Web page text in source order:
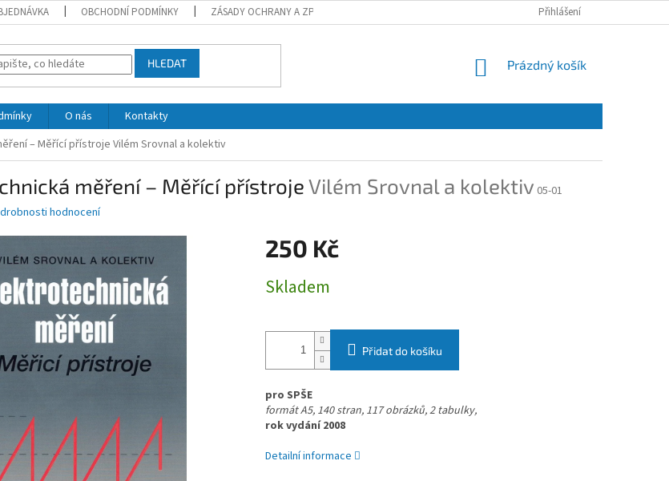
OBCHODNÍ PODMÍNKY ZÁSADY OCHRANY A ZPRACOVÁNÍ OSOBNÍCH ÚDAJŮ A JEJICH POUŽÍVÁNÍ O NÁS
Přihlášení
HLEDAT
NÁKUPNÍ
Prázdný košík
O nás
Kontakty
– Měřící přístroje Vilém Srovnal a kolektiv
měření – Měřící přístrojeVilém Srovnal a kolektiv 05-01
hodnocení
250 Kč
cena:
Skladem
Přidat do košíku
pro SPŠE
formát A5, 140 stran, 117 obrázků, 2 tabulky,
rok vydání 2008
Detailní informace